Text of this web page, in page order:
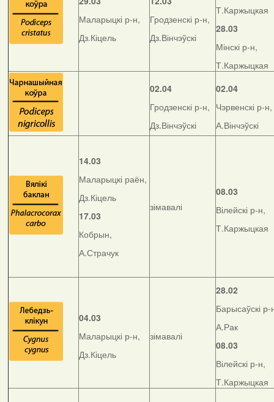
Маларыцкі р-н,
Дз.Кіцель
Гродзенскі р-н,
Дз.Вінчэўскі
Т.Каржыцкая
28.03
Мінскі р-н,
Т.Каржыцкая
02.04
Гродзенскі р-н,
Дз.Вінчэўскі
02.04
Чэрвенскі р-н,
А.Вінчэўскі
14.03
Маларыцкі раён,
Дз.Кіцель
17.03
Кобрын,
А.Страчук
зімавалі
08.03
Вілейскі р-н,
Т.Каржыцкая
04.03
Маларыцкі р-н,
Дз.Кіцель
зімавалі
28.02
Барысаўскі р-
А.Рак
08.03
Вілейскі р-н,
Т.Каржыцкая